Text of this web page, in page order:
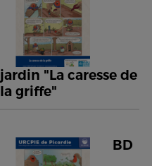
jardin "La caresse de
la griffe"
BD